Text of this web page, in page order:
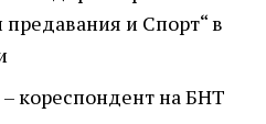
и Спорт“ в
кореспондент на БНТ